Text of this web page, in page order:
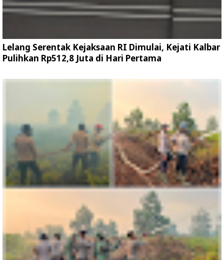
Lelang Serentak Kejaksaan RI Dimulai, Kejati Kalbar
Pulihkan Rp512,8 Juta di Hari Pertama